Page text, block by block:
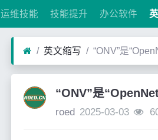
运维技能 技能提升 办公软件
英文缩写 “ONV”是
“ONV”是
roed 2025-03-03